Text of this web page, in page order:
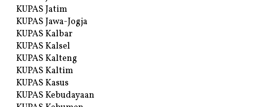
KUPAS Jatim
KUPAS Jawa-Jogja
KUPAS Kalbar
KUPAS Kalsel
KUPAS Kalteng
KUPAS Kaltim
KUPAS Kasus
KUPAS Kebudayaan